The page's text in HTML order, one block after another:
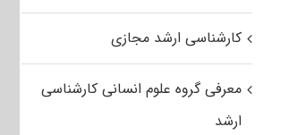
کارشناسی ارشد مجازی
معرفی گروه علوم انسانی کارشناسی
ارشد